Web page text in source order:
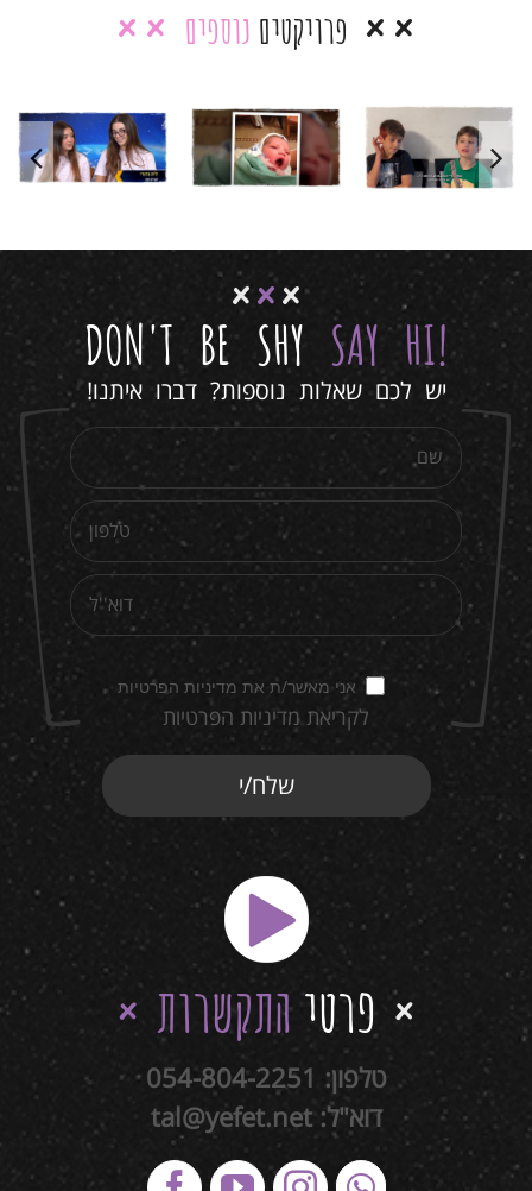
פרויקטים נוספים
המירוץ
למיליון
סרטוני בת/בר
מצווה לרועי
סרטוני בת/בר
מצווה סרטים לימי
סרטון בר
מצווה יואב
סרטוני בת/בר
מצווה סרטים לימי
!
DON'T BE SHY SAY HI
יש לכם שאלות נוספות? דברו איתנו!
אני מאשר/ת את מדיניות הפרטיות
לקריאת מדיניות הפרטיות
פרטיהתקשרות
טלפון: 054-804-2251
דוא"ל:tal@yefet.net